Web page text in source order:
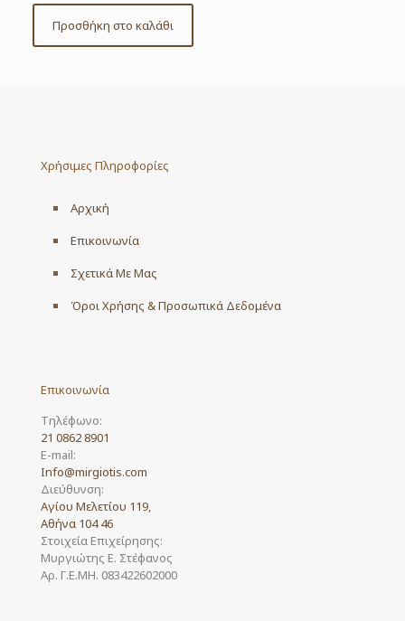
Προσθήκη στο καλάθι
Χρήσιμες Πληροφορίες
Αρχική
Επικοινωνία
Σχετικά Με Μας
Όροι Χρήσης & Προσωπικά Δεδομένα
Επικοινωνία
Τηλέφωνο:
21 0862 8901
E-mail:
Info@mirgiotis.com
Διεύθυνση:
Αγίου Μελετίου 119,
Αθήνα 104 46
Στοιχεία Επιχείρησης:
Μυργιώτης Ε. Στέφανος
Αρ. Γ.Ε.ΜΗ. 083422602000